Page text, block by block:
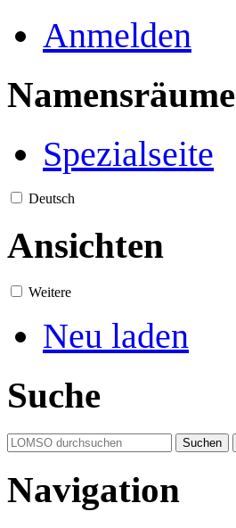
Anmelden
Namensräume
Spezialseite
Deutsch
Ansichten
Weitere
Neu laden
Suche
Navigation